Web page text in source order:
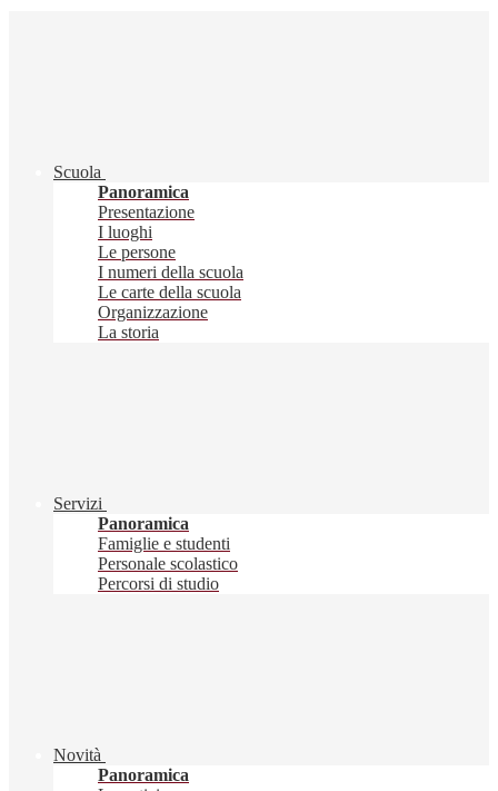
Scuola
Panoramica
Presentazione
I luoghi
Le persone
I numeri della scuola
Le carte della scuola
Organizzazione
La storia
Servizi
Panoramica
Famiglie e studenti
Personale scolastico
Percorsi di studio
Novità
Panoramica